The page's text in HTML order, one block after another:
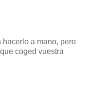
a mano, pero
coged vuestra